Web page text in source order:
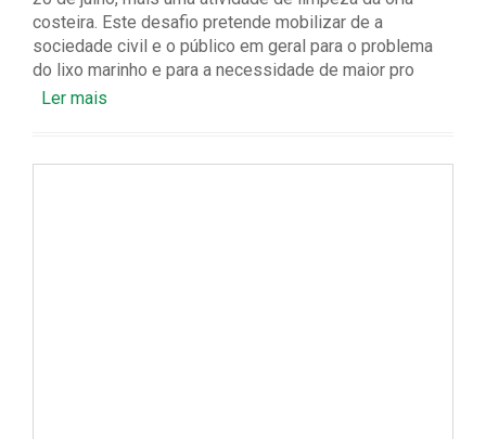
costeira. Este desafio pretende mobilizar de a
sociedade civil e o público em geral para o problema
do lixo marinho e para a necessidade de maior pro
Ler mais